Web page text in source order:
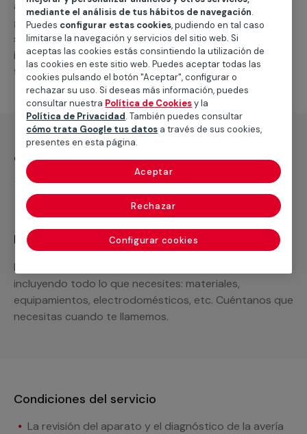
alternativas que podemos ofrecerte para elservicio
general de climatización frio, como por ejemplo el
suministro de los materiales necesarios, las
intervenciones a realizar, o la mano de obra que hará
falta para completar tu proyecto.
¿Qué incluye?
Desplazamiento
Recuerda que en MULTIMAP
Podemos ofrecer cualquier servicio a medida
incluyendo todo lo que necesites: materiales,
equipamientos, electrodomésticos, etc. Cuéntanos que
necesitas cuando te llamemos.
Condiciones del servicio
La revisión del aparato y el diagnóstico de la avería
mediante el análisis de tus hábitos de navegación.
Puedes configurar estas cookies, pudiendo en tal caso
limitarse la navegación y servicios del sitio web. Si
aceptas las cookies estás consintiendo la utilización de
las cookies en este sitio web. Puedes aceptar todas las
cookies pulsando el botón "Aceptar", configurar o
rechazar su uso. Si deseas más información, puedes
consultar nuestra Política de Cookiesy la
Política de Privacidad. También puedes consultar
cómo trata Google tus datos a través de sus cookies,
presentes en esta página.
Configurar cookies
Rechazar
Aceptar